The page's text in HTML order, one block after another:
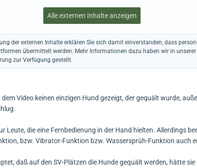
Alle externen Inhalte anzeigen
der externen Inhalte erklären Sie sich damit einverstanden, dass
übermittelt werden. Mehr Informationen dazu haben wir in unserer
zur Verfügung gestellt.
dem Video keinen einzigen Hund gezeigt, der gequält wurde,
Leute, die eine Fernbedienung in der Hand hielten. Allerdings
bzw. Vibrator-Funktion bzw. Wassersprüh-Funktion auch
daß auf den SV-Plätzen die Hunde gequält werden, hätte